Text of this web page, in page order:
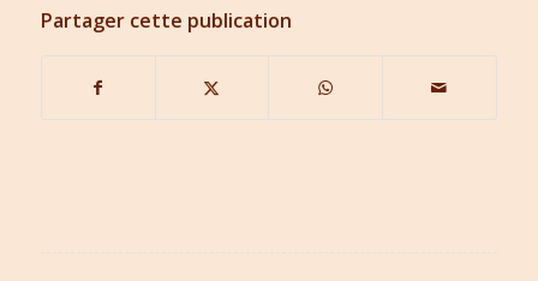
Partager cette publication